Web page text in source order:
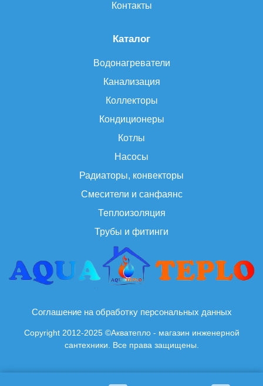
Каталог
Водонагреватели
Канализация
Коллекторы
Кондиционеры
Котлы
Насосы
Радиаторы, конвекторы
Смесители и санфаянс
Теплоизоляция
Трубы и фитинги
Контакты
Соглашение на обработку персональных данных
Copyright 2012-2025 ©Акватепло - магазин инженерной
сантехники. Все права защищены.